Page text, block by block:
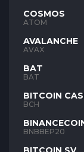
COSMOS
ATOM
AVALANCHE
AVAX
BAT
BAT
BITCOIN
BCH
BNB
BNBBEP20